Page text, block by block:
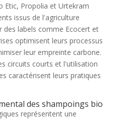
Etic, Propolia et Urtekram
issus de l'agriculture
des labels comme Ecocert et
optimisent leurs processus
leur empreinte carbone.
circuits courts et l'utilisation
caractérisent leurs pratiques
des shampoings bio
représentent une